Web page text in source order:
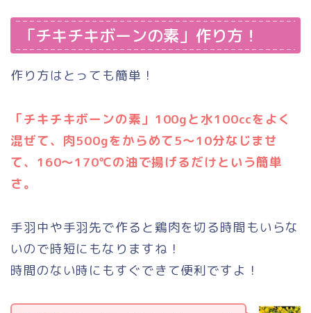
「チキチキボーンの素」作り方！
作り方はとっても簡単！
「チキチキボーンの素」100gと水100ccをよく
混ぜて、肉500gをからめて5〜10分なじませ
て、160〜170℃の油で揚げるだけという簡単
さ。
手羽中や手羽先で作ると鶏肉を切る時間もいらな
いので時短にもなりますね！
時間のない時にもすぐできて便利ですよ！